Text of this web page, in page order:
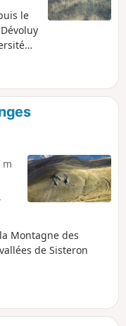
le
de
m
Montagne des
de Sisteron